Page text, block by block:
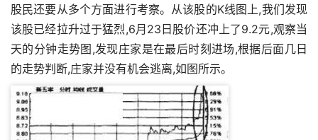
股民还要从多个方面进行考察。从该股的K线图上,我们发现
该股已经拉升过于猛烈,6月23日股价还冲上了9.2元,观察当
天的分钟走势图,发现庄家是在最后时刻进场,根据后面几日
的走势判断,庄家并没有机会逃离,如图所示。